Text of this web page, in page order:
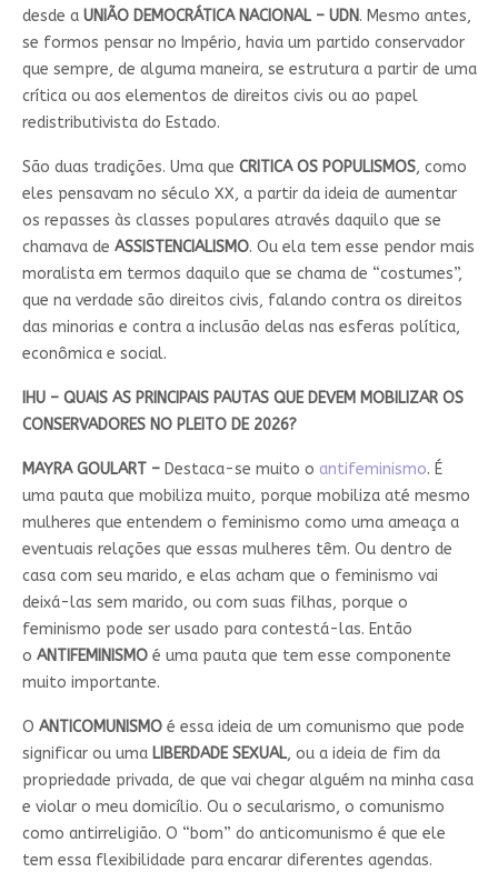
desde a UNIÃO DEMOCRÁTICA NACIONAL – UDN. Mesmo antes,
se formos pensar no Império, havia um partido conservador
que sempre, de alguma maneira, se estrutura a partir de uma
crítica ou aos elementos de direitos civis ou ao papel
redistributivista do Estado.
São duas tradições. Uma que CRITICA OS POPULISMOS, como
eles pensavam no século XX, a partir da ideia de aumentar
os repasses às classes populares através daquilo que se
chamava de ASSISTENCIALISMO. Ou ela tem esse pendor mais
moralista em termos daquilo que se chama de “costumes”,
que na verdade são direitos civis, falando contra os direitos
das minorias e contra a inclusão delas nas esferas política,
econômica e social.
IHU – QUAIS AS PRINCIPAIS PAUTAS QUE DEVEM MOBILIZAR OS
CONSERVADORES NO PLEITO DE 2026?
MAYRA GOULART –Destaca-se muito o antifeminismo. É
uma pauta que mobiliza muito, porque mobiliza até mesmo
mulheres que entendem o feminismo como uma ameaça a
eventuais relações que essas mulheres têm. Ou dentro de
casa com seu marido, e elas acham que o feminismo vai
deixá-las sem marido, ou com suas filhas, porque o
feminismo pode ser usado para contestá-las. Então
o ANTIFEMINISMOé uma pauta que tem esse componente
muito importante.
O ANTICOMUNISMOé essa ideia de um comunismo que pode
significar ou uma LIBERDADE SEXUAL, ou a ideia de fim da
propriedade privada, de que vai chegar alguém na minha casa
e violar o meu domicílio. Ou o secularismo, o comunismo
como antirreligião. O “bom” do anticomunismo é que ele
tem essa flexibilidade para encarar diferentes agendas.